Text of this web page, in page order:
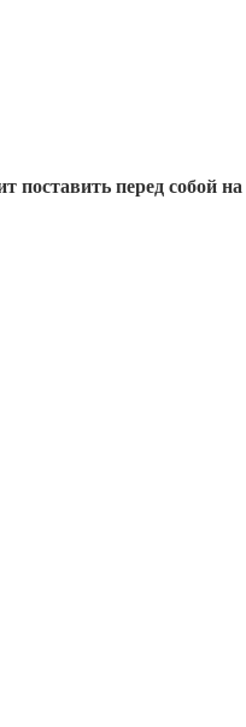
поставить перед собой